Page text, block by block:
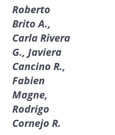
Roberto
Brito A.,
Carla Rivera
G., Javiera
Cancino R.,
Fabien
Magne,
Rodrigo
Cornejo R.